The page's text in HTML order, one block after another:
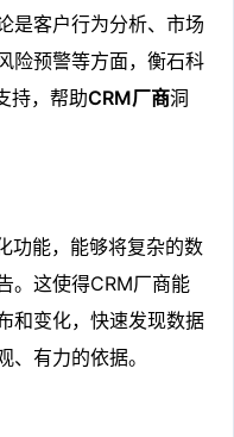
是客户行为分析、市场
险预警等方面，衡石科
持，帮助CRM厂商洞
功能，能够将复杂的数
。这使得CRM厂商能
和变化，快速发现数据
、有力的依据。